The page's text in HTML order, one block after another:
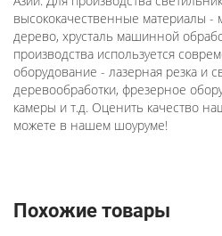
высококачественные материалы -
дерево, хрусталь машинной
производства используется
оборудование - лазерная резка и
деревообработки, фрезерное
камеры и т.д. Оценить качество
можете в нашем шоуруме!
Похожие товары